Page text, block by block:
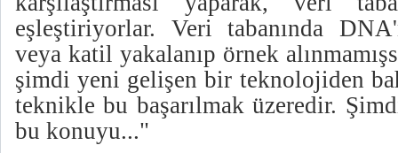
eşleştiriyorlar. Veri tabanında
veya katil yakalanıp örnek
şimdi yeni gelişen bir teknolojiden
teknikle bu başarılmak üzeredir.
bu konuyu..."